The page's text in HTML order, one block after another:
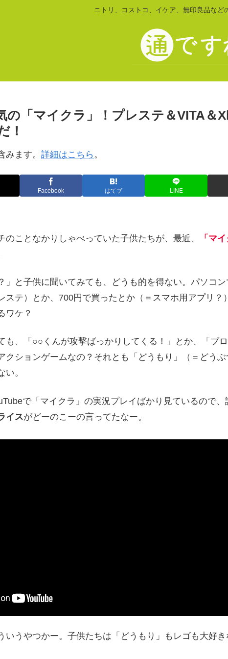
ニトリ、コストコ、イケア、無印良品など
の「マイクラ」！プレステ＆VITA＆
！
みます。 詳細はこちら 。
Facebook はてブ LINE
のことなかりしゃべっていた子供たちが、最近、 「マ
」と子供に聞いてみても、どうも的を得ない。パソコ
ステ）とか、700円で買ったとか（＝スマホ用アプリ？
ワケ？
も、「○○くんが攻撃ばっかりしてくる！」とか、「ブロ
クションゲームなの？それとも「どうもり」（＝どう
。
で「マイクラ」の実況プレイばかり見ているので、
イスがどーのこーの言ってたなー。
いうやつかー。子供たちは「どうもり」もレゴも大好